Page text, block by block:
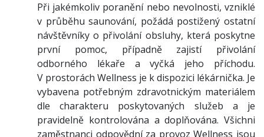
Při jakémkoliv poranění nebo nevolnosti, vzniklé
v průběhu saunování, požádá postižený ostatní
návštěvníky o přivolání obsluhy, která poskytne
první pomoc, případně zajistí přivolání
odborného lékaře a vyčká jeho příchodu.
V prostorách Wellness je k dispozici lékárnička. Je
vybavena potřebným zdravotnickým materiálem
dle charakteru poskytovaných služeb a je
pravidelně kontrolována a doplňována. Všichni
zaměstnanci odpovědní za provoz Wellness jsou